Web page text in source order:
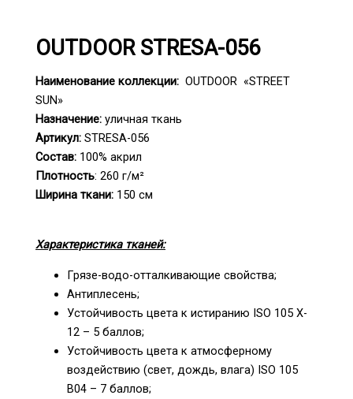
OUTDOOR STRESA-056
Наименование коллекции: OUTDOOR «STREET
SUN»
Назначение: уличная ткань
Артикул:STRESA-056
Состав: 100% акрил
Плотность: 260 г/м²
Ширина ткани: 150 см
Характеристика тканей:
Грязе-водо-отталкивающие свойства;
Антиплесень;
Устойчивость цвета к истиранию ISO 105 X-
12 – 5 баллов;
Устойчивость цвета к атмосферному
воздействию (свет, дождь, влага) ISO 105
B04 – 7 баллов;